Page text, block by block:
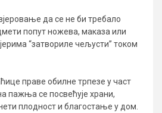
да се не би требало
попут ножева, маказа или
“затвориле чељусти” током
праве обилне трпезе у част
пажња се посвећује храни,
плодност и благостање у дом.